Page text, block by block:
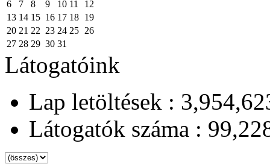
6
7 8 9 10 11
12
13 14 15 16 17 18 19
20 21 22 23 24 25 26
27 28 29 30 31
Látogatóink
Lap letöltések :
Látogatók száma :